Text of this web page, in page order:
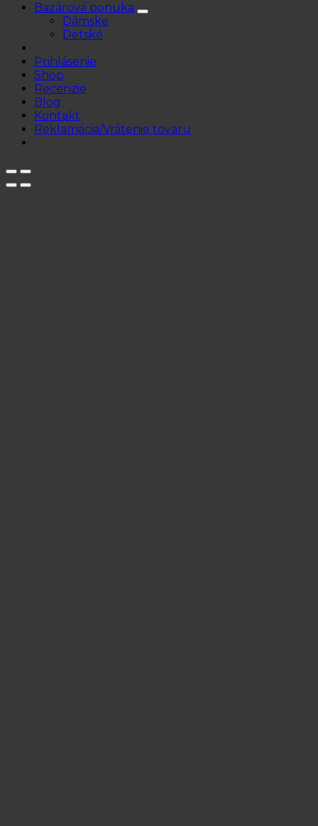
Bazárová ponuka
Dámske
Detské
Prihlásenie
Shop
Recenzie
Blog
Kontakt
Reklamácia/Vrátenie tovaru